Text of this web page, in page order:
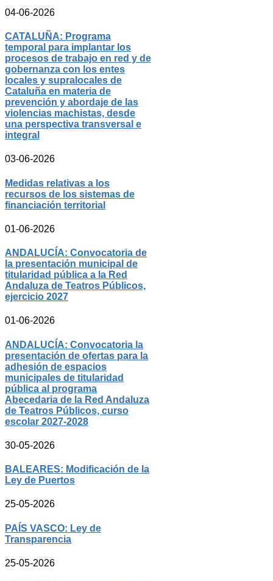
04-06-2026
CATALUÑA: Programa
temporal para implantar los
procesos de trabajo en red y de
gobernanza con los entes
locales y supralocales de
Cataluña en materia de
prevención y abordaje de las
violencias machistas, desde
una perspectiva transversal e
integral
03-06-2026
Medidas relativas a los
recursos de los sistemas de
financiación territorial
01-06-2026
ANDALUCÍA: Convocatoria de
la presentación municipal de
titularidad pública a la Red
Andaluza de Teatros Públicos,
ejercicio 2027
01-06-2026
ANDALUCÍA: Convocatoria la
presentación de ofertas para la
adhesión de espacios
municipales de titularidad
pública al programa
Abecedaria de la Red Andaluza
de Teatros Públicos, curso
escolar 2027-2028
30-05-2026
BALEARES: Modificación de la
Ley de Puertos
25-05-2026
PAÍS VASCO: Ley de
Transparencia
25-05-2026